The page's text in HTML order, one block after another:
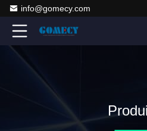
info@gomecy.com